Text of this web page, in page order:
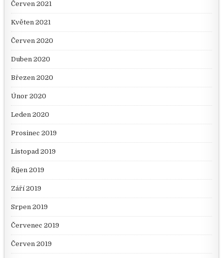
Červen 2021
Květen 2021
Červen 2020
Duben 2020
Březen 2020
Únor 2020
Leden 2020
Prosinec 2019
Listopad 2019
Říjen 2019
Září 2019
Srpen 2019
Červenec 2019
Červen 2019